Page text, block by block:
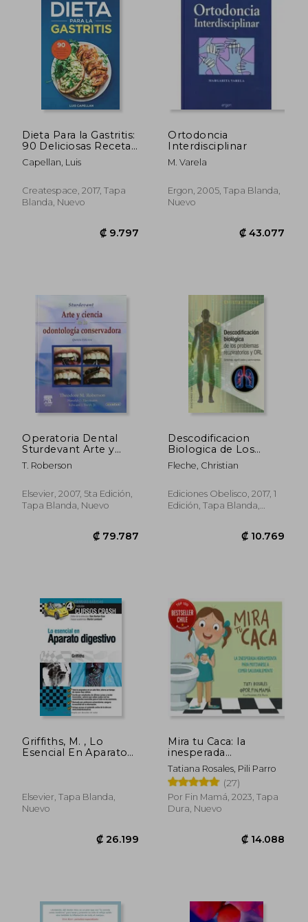
₡ 36.711
₡ 35.711
Dieta Para la Gastritis:
90 Deliciosas Recetas
Libres de Gluten y
Lácteos Para el
Prevención y Cura de
la Gastritis
Capellan, Luis
Createspace, 2017, Tapa
Blanda, Nuevo
₡ 9.797
Ortodoncia
Interdisciplinar
M. Varela
Ergon, 2005, Tapa Blanda,
Nuevo
₡
Operatoria Dental
Sturdevant Arte y
ciencia de la
odontología
T. Roberson
Elsevier, 2007, 5ta Edición,
Tapa Blanda, Nuevo
Descodificacion
Biologica de Los
Problemas
Respiratorios
Fleche, Christian
Ediciones Obelisco, 2017, 1
Edición, Tapa Blanda,
Griffiths, M. , Lo
Esencial En Aparato
Elsevier, Tapa Blanda,
Nuevo
Mira tu Caca: la
inesperada
herramienta para
motivarse a comer
más saludable y dejar
el pañal (Best Seller)
Tatiana Rosales, Pili Parro
(27)
Por Fin Mamá, 2023, Tapa
Dura, Nuevo